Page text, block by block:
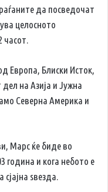
да посведочат
целосното
часот.
Европа, Блиски Исток,
на Азија и Јужна
Северна Америка и
Марс ќе биде во
година и кога небото е
ѕвезда.